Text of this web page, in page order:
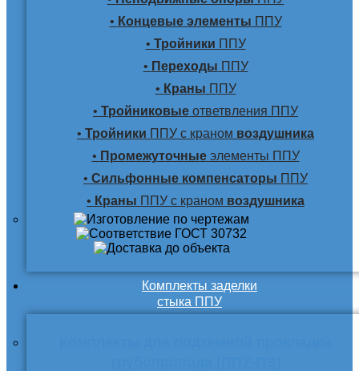
• Концевые элементы ППУ
• Тройники ППУ
• Переходы ППУ
• Краны ППУ
• Тройниковые ответвления ППУ
• Тройники ППУ с краном воздушника
• Промежуточныеэлементы ППУ
• Сильфонные компенсаторы ППУ
• Краны ППУ с краном воздушника
Комплекты заделки
стыка ППУ